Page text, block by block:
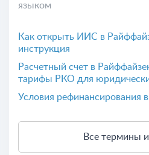
языком
Как открыть ИИС в
инструкция
Расчетный счет в
тарифы РКО для
Условия рефинансирования
Все термины